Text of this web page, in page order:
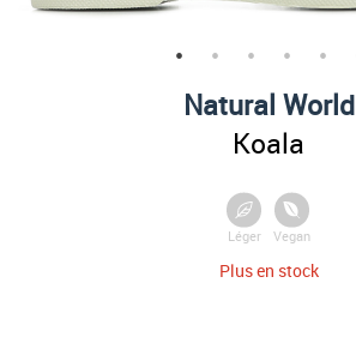
Natural World
Koala
Léger Vegan
Plus en stock